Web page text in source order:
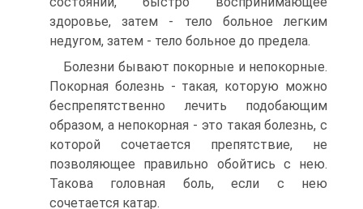
здоровье, затем - тело больное легким
недугом, затем - тело больное до предела.
Болезни бывают покорные и непокорные.
Покорная болезнь - такая, которую можно
беспрепятственно лечить подобающим
образом, а непокорная - это такая болезнь, с
которой сочетается препятствие, не
позволяющее правильно обойтись с нею.
Такова головная боль, если с нею
сочетается катар.